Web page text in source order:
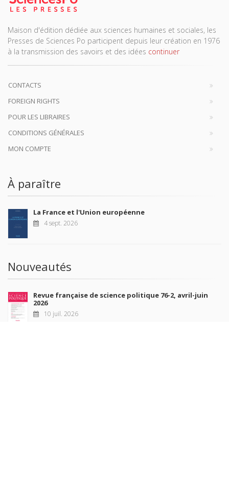
Maison d'édition dédiée aux sciences humaines et sociales, les
Presses de Sciences Po participent depuis leur création en 1976
à la transmission des savoirs et des idées continuer
CONTACTS
FOREIGN RIGHTS
POUR LES LIBRAIRES
CONDITIONS GÉNÉRALES
MON COMPTE
À paraître
La France et l'Union européenne
4 sept. 2026
Nouveautés
Revue française de science politique 76-2, avril-juin
2026
10 juil. 2026